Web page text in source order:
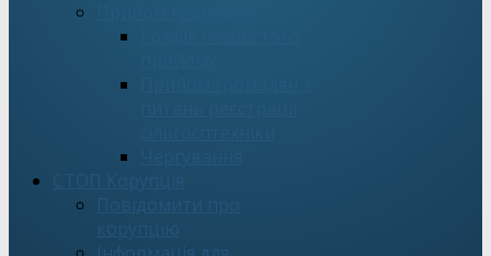
СТОП Корупція
Повідомити про
корупцію